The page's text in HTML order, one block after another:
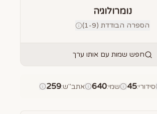
נומרולוגיה
הספרה הבודדת (1-9)
חפש שמות עם אותו ערך
סידורי:
45 שמי:
640 אתב"ש:
259